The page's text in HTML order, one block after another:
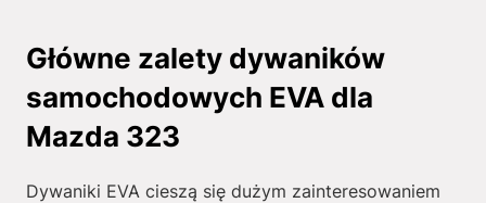
Główne zalety dywaników
samochodowych EVA dla
Mazda 323
Dywaniki EVA cieszą się dużym zainteresowaniem